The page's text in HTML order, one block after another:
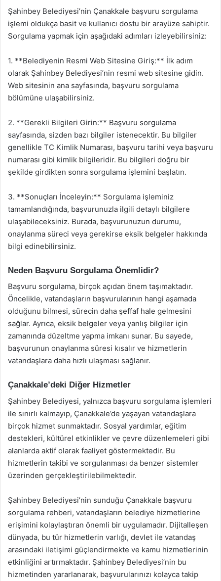
Şahinbey Belediyesi’nin Çanakkale başvuru sorgulama
işlemi oldukça basit ve kullanıcı dostu bir arayüze sahiptir.
Sorgulama yapmak için aşağıdaki adımları izleyebilirsiniz:
1. **Belediyenin Resmi Web Sitesine Giriş:** İlk adım
olarak Şahinbey Belediyesi’nin resmi web sitesine gidin.
Web sitesinin ana sayfasında, başvuru sorgulama
bölümüne ulaşabilirsiniz.
2. **Gerekli Bilgileri Girin:** Başvuru sorgulama
sayfasında, sizden bazı bilgiler istenecektir. Bu bilgiler
genellikle TC Kimlik Numarası, başvuru tarihi veya başvuru
numarası gibi kimlik bilgileridir. Bu bilgileri doğru bir
şekilde girdikten sonra sorgulama işlemini başlatın.
3. **Sonuçları İnceleyin:** Sorgulama işleminiz
tamamlandığında, başvurunuzla ilgili detaylı bilgilere
ulaşabileceksiniz. Burada, başvurunuzun durumu,
onaylanma süreci veya gerekirse eksik belgeler hakkında
bilgi edinebilirsiniz.
Neden Başvuru Sorgulama Önemlidir?
Başvuru sorgulama, birçok açıdan önem taşımaktadır.
Öncelikle, vatandaşların başvurularının hangi aşamada
olduğunu bilmesi, sürecin daha şeffaf hale gelmesini
sağlar. Ayrıca, eksik belgeler veya yanlış bilgiler için
zamanında düzeltme yapma imkanı sunar. Bu sayede,
başvurunun onaylanma süresi kısalır ve hizmetlerin
vatandaşlara daha hızlı ulaşması sağlanır.
Çanakkale’deki Diğer Hizmetler
Şahinbey Belediyesi, yalnızca başvuru sorgulama işlemleri
ile sınırlı kalmayıp, Çanakkale’de yaşayan vatandaşlara
birçok hizmet sunmaktadır. Sosyal yardımlar, eğitim
destekleri, kültürel etkinlikler ve çevre düzenlemeleri gibi
alanlarda aktif olarak faaliyet göstermektedir. Bu
hizmetlerin takibi ve sorgulanması da benzer sistemler
üzerinden gerçekleştirilebilmektedir.
Şahinbey Belediyesi’nin sunduğu Çanakkale başvuru
sorgulama rehberi, vatandaşların belediye hizmetlerine
erişimini kolaylaştıran önemli bir uygulamadır. Dijitalleşen
dünyada, bu tür hizmetlerin varlığı, devlet ile vatandaş
arasındaki iletişimi güçlendirmekte ve kamu hizmetlerinin
etkinliğini artırmaktadır. Şahinbey Belediyesi’nin bu
hizmetinden yararlanarak, başvurularınızı kolayca takip